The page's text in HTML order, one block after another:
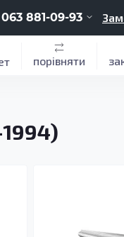
881-09-93
порівняти